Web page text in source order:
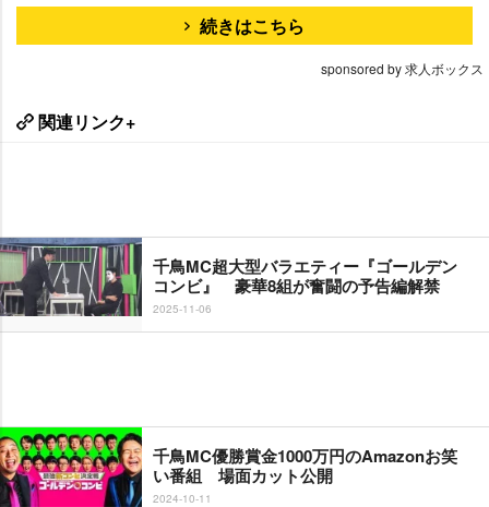
続きはこちら
sponsored by 求人ボックス
関連リンク+
千鳥MC超大型バラエティー『ゴールデン
コンビ』 豪華8組が奮闘の予告編解禁
2025-11-06
千鳥MC優勝賞金1000万円のAmazonお笑
い番組 場面カット公開
2024-10-11